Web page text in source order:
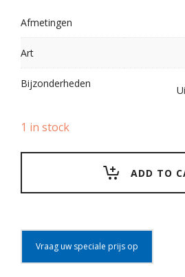
Afmetingen
Art
Bijzonderheden
1 in stock
ADD TO
Vraag uw speciale prijs op